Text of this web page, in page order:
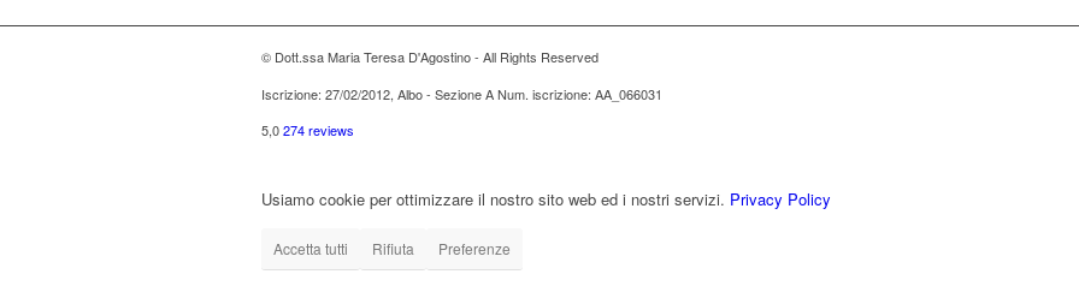
© Dott.ssa Maria Teresa D'Agostino - All Rights Reserved
Iscrizione: 27/02/2012, Albo - Sezione A Num. iscrizione: AA_066031
5,0274 reviews
Usiamo cookie per ottimizzare il nostro sito web ed i nostri servizi. Privacy Policy
Accetta tutti Rifiuta Preferenze